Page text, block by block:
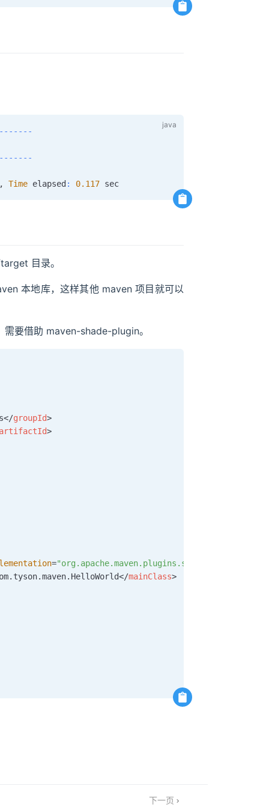
-- -- -- -
-- -- -- -
, Time elapsed : 0.117
目录。
本地库，这样其他 maven 项目就可以
要借助 maven-shade-plugin。
</groupId>
artifactId>
="
</mainClass>
下一页